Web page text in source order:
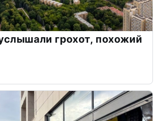
грохот, похожий